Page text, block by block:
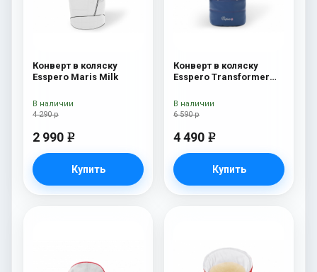
Конверт в коляску
Esspero Maris Milk
4 290 р
2 990 e
Купить
В наличии
Конверт в коляску
Esspero Transformer
100% шерсть) Navy
6 590 р
4 490 e
Купить
В наличии